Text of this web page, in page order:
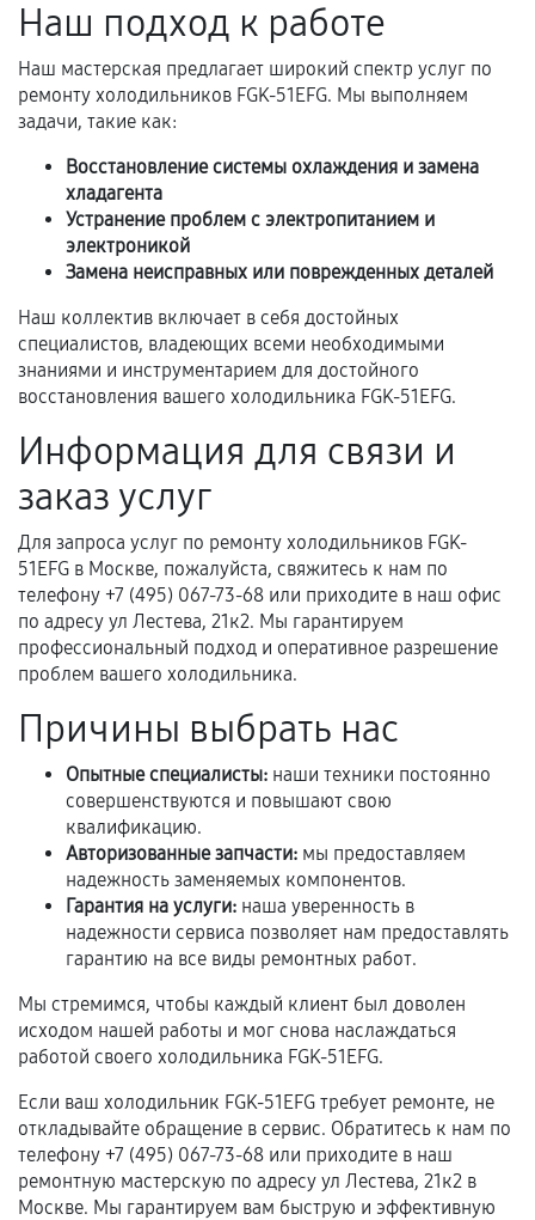
третьих лиц.
Естественный износ деталей, если иное не
предусмотрено отдельно.
срока.
Программные сбои, если это не указано в
отдельных условиях.
Если комплектующие куплены
самостоятельно
сохраняться полностью или частично, если
соблюдены следующие условия:
Предоставленные детали подходят по
техническим параметрам и не имеют внешних
дефектов.
Установка была выполнена нашим сервисным
центром.
При этом гарантия на сами комплектующие
продавца. За качество сторонних деталей
сервисный центр ответственности не несет.
Наш подход к работе
Наш мастерская предлагает широкий спектр услуг по
ремонту холодильников FGK-51EFG. Мы выполняем
задачи, такие как:
Восстановление системы охлаждения и замена
хладагента
Устранение проблем с электропитанием и
электроникой
Замена неисправных или поврежденных деталей
Наш коллектив включает в себя достойных
специалистов, владеющих всеми необходимыми
знаниями и инструментарием для достойного
восстановления вашего холодильника FGK-51EFG.
Информация для связи и
заказ услуг
Для запроса услуг по ремонту холодильников FGK-
51EFG в Москве, пожалуйста, свяжитесь к нам по
телефону +7 (495) 067-73-68 или приходите в наш офис
по адресу ул Лестева, 21к2. Мы гарантируем
профессиональный подход и оперативное разрешение
проблем вашего холодильника.
Причины выбрать нас
Опытные специалисты: наши техники постоянно
совершенствуются и повышают свою
квалификацию.
Авторизованные запчасти: мы предоставляем
надежность заменяемых компонентов.
Гарантия на услуги: наша уверенность в
надежности сервиса позволяет нам предоставлять
гарантию на все виды ремонтных работ.
Мы стремимся, чтобы каждый клиент был доволен
исходом нашей работы и мог снова наслаждаться
работой своего холодильника FGK-51EFG.
Если ваш холодильник FGK-51EFG требует ремонте, не
откладывайте обращение в сервис. Обратитесь к нам по
телефону +7 (495) 067-73-68 или приходите в наш
ремонтную мастерскую по адресу ул Лестева, 21к2 в
Москве. Мы гарантируем вам быструю и эффективную